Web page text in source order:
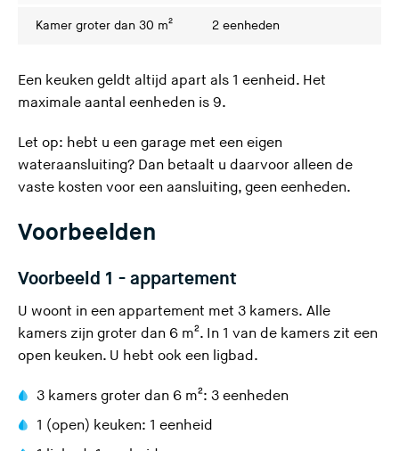
Kamer groter dan 30 m² 2 eenheden
Een keuken geldt altijd apart als 1 eenheid. Het
maximale aantal eenheden is 9.
Let op: hebt u een garage met een eigen
wateraansluiting? Dan betaalt u daarvoor alleen de
vaste kosten voor een aansluiting, geen eenheden.
Voorbeelden
Voorbeeld 1 - appartement
U woont in een appartement met 3 kamers. Alle
kamers zijn groter dan 6 m². In 1 van de kamers zit een
open keuken. U hebt ook een ligbad.
3 kamers groter dan 6 m²: 3 eenheden
1 (open) keuken: 1 eenheid